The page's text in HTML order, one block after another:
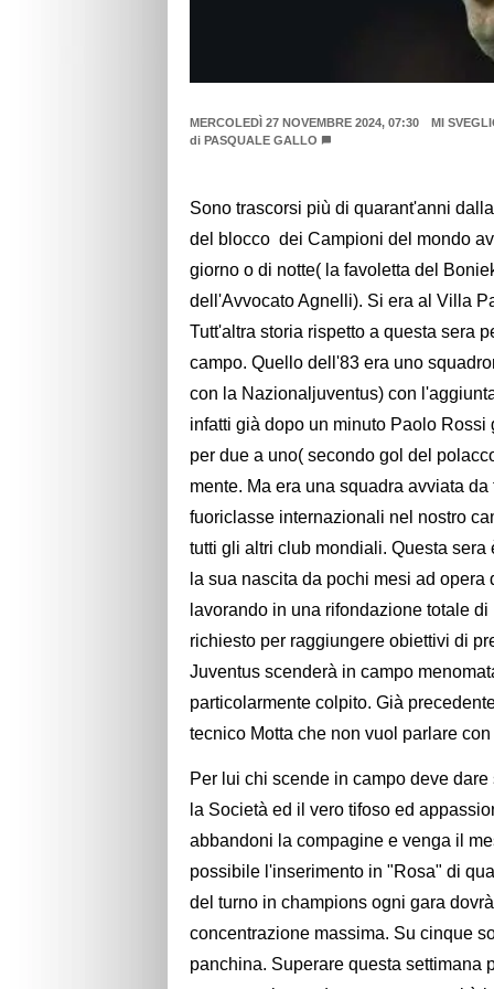
MERCOLEDÌ 27 NOVEMBRE 2024, 07:30
MI
di PASQUALE GALLO
Sono trascorsi più di quarant'anni
del blocco dei Campioni del mondo
giorno o di notte( la favoletta del
dell'Avvocato Agnelli). Si era al Villa
Tutt'altra storia rispetto a questa sera
campo. Quello dell'83 era uno
con la Nazionaljuventus) con
infatti già dopo un minuto Paolo
per due a uno( secondo gol del
mente. Ma era una squadra avviata
fuoriclasse internazionali nel nostro
tutti gli altri club mondiali. Questa
la sua nascita da pochi mesi ad
lavorando in una rifondazione totale
richiesto per raggiungere obiettivi di
Juventus scenderà in campo
particolarmente colpito. Già
tecnico Motta che non vuol parlare
Per lui chi scende in campo deve
la Società ed il vero tifoso ed
abbandoni la compagine e venga il
possibile l'inserimento in "Rosa" di
del turno in champions ogni gara
concentrazione massima. Su cinque
panchina. Superare questa settimana